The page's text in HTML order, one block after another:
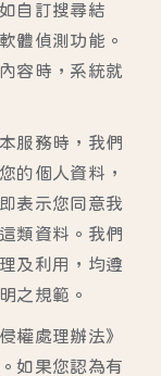
自訂搜尋結
體偵測功能。
容時，系統就
服務時，我們
的個人資料，
表示您同意我
類資料。我們
及利用，均遵
之規範。
權處理辦法》
如果您認為有